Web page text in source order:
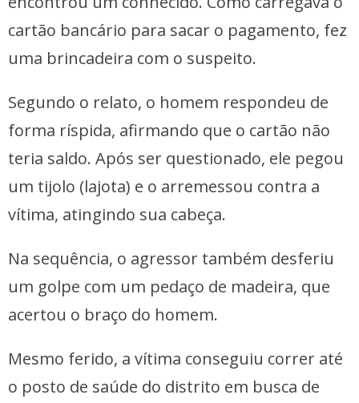
cartão bancário para sacar o pagamento, fez
uma brincadeira com o suspeito.
Segundo o relato, o homem respondeu de
forma ríspida, afirmando que o cartão não
teria saldo. Após ser questionado, ele pegou
um tijolo (lajota) e o arremessou contra a
vítima, atingindo sua cabeça.
Na sequência, o agressor também desferiu
um golpe com um pedaço de madeira, que
acertou o braço do homem.
Mesmo ferido, a vítima conseguiu correr até
o posto de saúde do distrito em busca de